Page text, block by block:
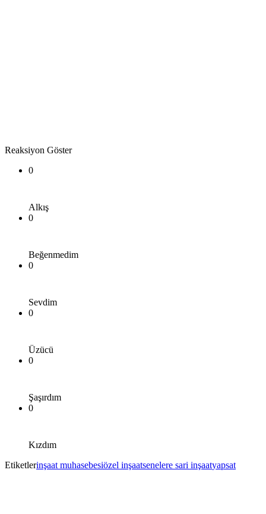
Reaksiyon Göster
0
Alkış
0
Beğenmedim
0
Sevdim
0
Üzücü
0
Şaşırdım
0
Kızdım
Etiketlerinşaat muhasebesiözel inşaatsenelere sari inşaatyapsat